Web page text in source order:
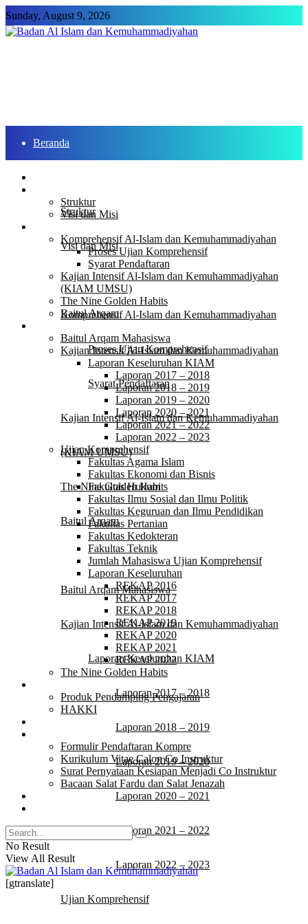
Sunday, August 9, 2026
Beranda
Struktur
Visi dan Misi
Program
Komprehensif Al-Islam dan Kemuhammadiyahan
Proses Ujian Komprehensif
Syarat Pendaftaran
Kajian Intensif Al-Islam dan Kemuhammadiyahan
(KIAM UMSU)
The Nine Golden Habits
Baitul Arqam
Baitul Arqam Mahasiswa
Kajian Intensif Al-Islam dan Kemuhammadiyahan
Laporan Keseluruhan KIAM
Laporan 2017 – 2018
Laporan 2018 – 2019
Laporan 2019 – 2020
Laporan 2020 – 2021
Laporan 2021 – 2022
Laporan 2022 – 2023
Ujian Komprehensif
Struktur
Visi dan Misi
Komprehensif Al-Islam dan Kemuhammadiyahan
Proses Ujian Komprehensif
Syarat Pendaftaran
Kajian Intensif Al-Islam dan Kemuhammadiyahan
(KIAM UMSU)
The Nine Golden Habits
Baitul Arqam
Baitul Arqam Mahasiswa
Kajian Intensif Al-Islam dan Kemuhammadiyahan
Laporan Keseluruhan KIAM
Laporan 2017 – 2018
Laporan 2018 – 2019
Laporan 2019 – 2020
Laporan 2020 – 2021
Laporan 2021 – 2022
Laporan 2022 – 2023
Ujian Komprehensif
Fakultas Agama Islam
Fakultas Ekonomi dan Bisnis
Fakultas Hukum
Fakultas Ilmu Sosial dan Ilmu Politik
Fakultas Keguruan dan Ilmu Pendidikan
Fakultas Pertanian
Fakultas Kedokteran
Fakultas Teknik
Jumlah Mahasiswa Ujian Komprehensif
Laporan Keseluruhan
REKAP 2016
REKAP 2017
REKAP 2018
REKAP 2019
REKAP 2020
REKAP 2021
REKAP 2022
The Nine Golden Habits
Produk Pendamping Pengajaran
HAKKI
Formulir Pendaftaran Kompre
Kurikulum Vitae Calon Co Instruktur
Surat Pernyataan Kesiapan Menjadi Co Instruktur
Bacaan Salat Fardu dan Salat Jenazah
No Result
View All Result
[gtranslate]